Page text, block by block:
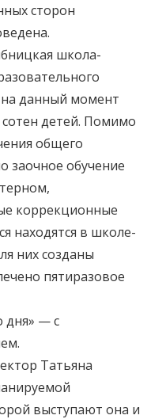
сторон
школа-
на данный момент
сотен детей. Помимо
общего
заочное обучение
коррекционные
находятся в школе-
них созданы
пятиразовое
дня» — с
Татьяна
выступают она и